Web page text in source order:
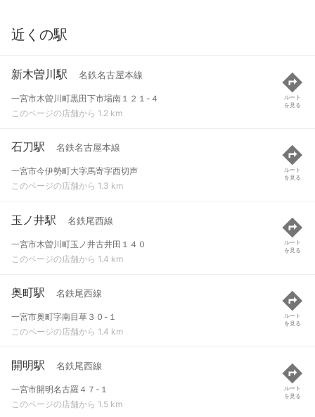
近くの駅
新木曽川駅 名鉄名古屋本線
一宮市木曽川町黒田下市場南１２１-４
このページの店舗から 1.2 km
ルート
を見る
石刀駅 名鉄名古屋本線
一宮市今伊勢町大字馬寄字西切声
このページの店舗から 1.3 km
ルート
を見る
玉ノ井駅 名鉄尾西線
一宮市木曽川町玉ノ井古井田１４０
このページの店舗から 1.4 km
ルート
を見る
奥町駅 名鉄尾西線
一宮市奥町字南目草３０-１
このページの店舗から 1.4 km
ルート
を見る
開明駅 名鉄尾西線
一宮市開明名古羅４７-１
このページの店舗から 1.5 km
ルート
を見る